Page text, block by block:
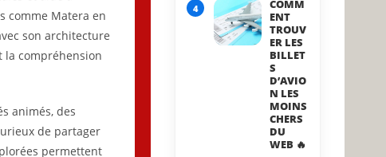
comme Matera en
son architecture
la compréhension
animés, des
de partager
permettent
4
COMM
ENT
TROUV
ER LES
BILLET
S
D’AVIO
N LES
MOINS
CHERS
DU
WEB 🔥